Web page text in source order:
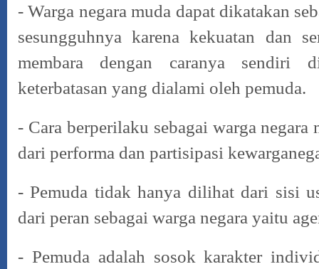
- Warga negara muda dapat dikatakan
sesungguhnya karena kekuatan dan
membara dengan caranya sendiri
keterbatasan yang dialami oleh pemuda.
- Cara berperilaku sebagai warga negara
dari performa dan partisipasi
- Pemuda tidak hanya dilihat dari sisi
dari peran sebagai warga negara yaitu
- Pemuda adalah sosok karakter